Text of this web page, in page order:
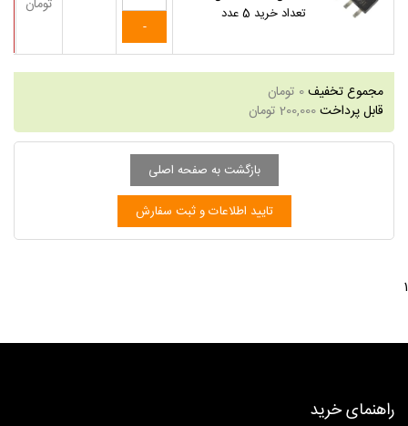
تعداد خرید 5 عدد
تومان
مجموع تخفیف0 تومان
قابل پرداخت200,000 تومان
1
راهنمای خرید